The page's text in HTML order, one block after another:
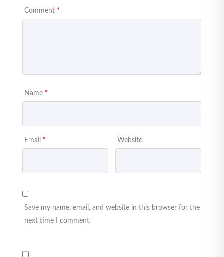
Comment *
Name *
Email * Website
Save my name, email, and website in this browser for the
next time I comment.